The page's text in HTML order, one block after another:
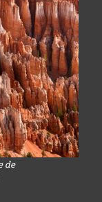
de